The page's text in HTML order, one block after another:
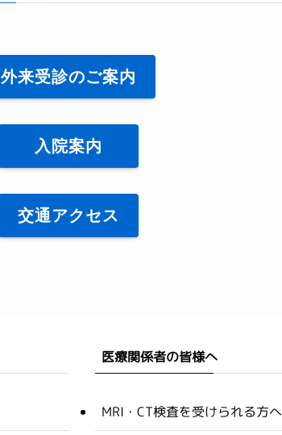
外来受診のご案内
入院案内
交通アクセス
医療関係者の皆様へ
MRI・CT検査を受けられる方へ